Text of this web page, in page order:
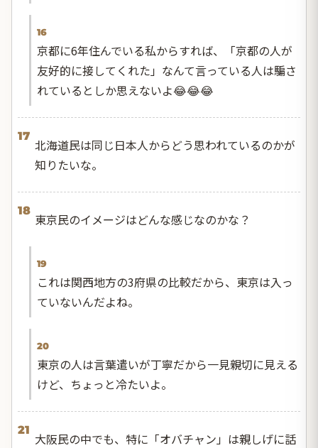
16
京都に6年住んでいる私からすれば、「京都の人が
友好的に接してくれた」なんて言っている人は騙さ
れているとしか思えないよ😂😂😂
17
北海道民は同じ日本人からどう思われているのかが
知りたいな。
18
東京民のイメージはどんな感じなのかな？
19
これは関西地方の3府県の比較だから、東京は入っ
ていないんだよね。
20
東京の人は言葉遣いが丁寧だから一見親切に見える
けど、ちょっと冷たいよ。
21
大阪民の中でも、特に「オバチャン」は親しげに話